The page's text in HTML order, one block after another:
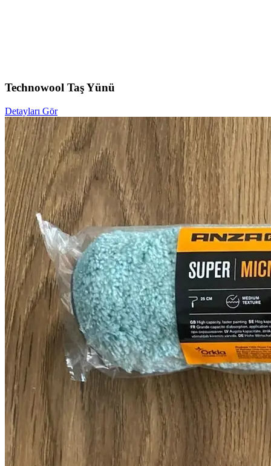
Technowool Taş Yünü
Detayları Gör